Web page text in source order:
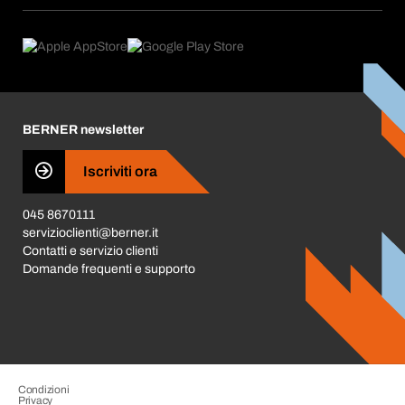
eProcurement
Trova prodotti
Cosa ci spinge
Business Conduct
BERNER newsletter
Iscriviti ora
045 8670111
servizioclienti@berner.it
Contatti e servizio clienti
Domande frequenti e supporto
Condizioni
Privacy